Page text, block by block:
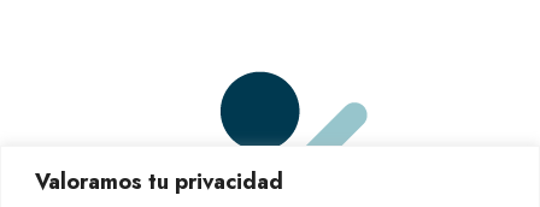
Valoramos tu privacidad